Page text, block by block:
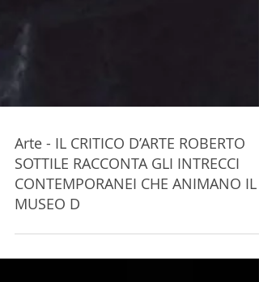
Arte - IL CRITICO D’ARTE ROBERTO
SOTTILE RACCONTA GLI INTRECCI
CONTEMPORANEI CHE ANIMANO IL
MUSEO D